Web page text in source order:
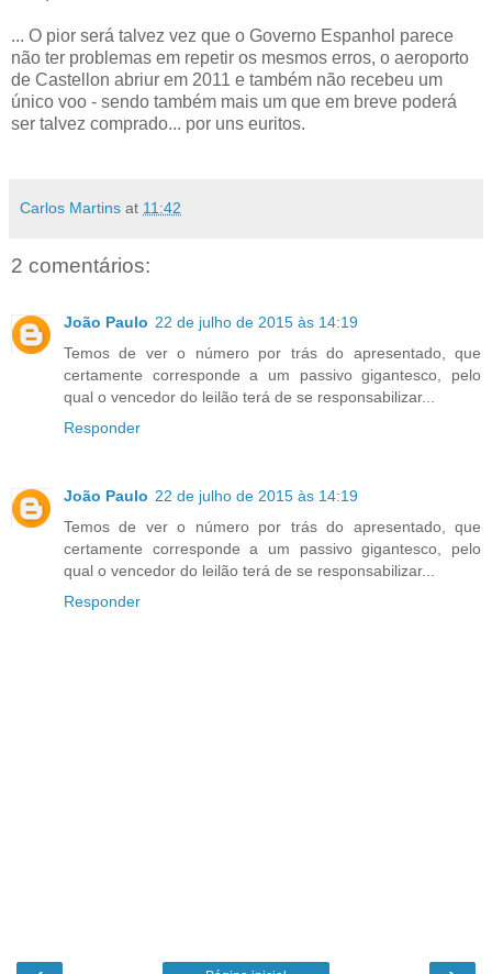
... O pior será talvez vez que o Governo Espanhol parece
não ter problemas em repetir os mesmos erros, o aeroporto
de Castellon abriur em 2011 e também não recebeu um
único voo - sendo também mais um que em breve poderá
ser talvez comprado... por uns euritos.
Carlos Martins at 11:42
2 comentários:
João Paulo 22 de julho de 2015 às 14:19
Temos de ver o número por trás do apresentado, que
certamente corresponde a um passivo gigantesco, pelo
qual o vencedor do leilão terá de se responsabilizar...
Responder
João Paulo 22 de julho de 2015 às 14:19
Temos de ver o número por trás do apresentado, que
certamente corresponde a um passivo gigantesco, pelo
qual o vencedor do leilão terá de se responsabilizar...
Responder